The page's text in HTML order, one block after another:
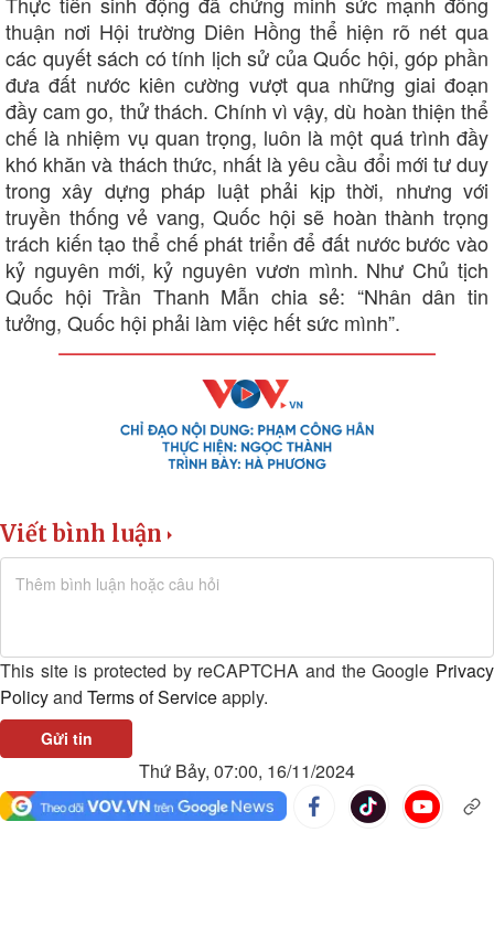
Cải chính
thuận nơi Hội trường Diên Hồng thể hiện rõ nét qua
các quyết sách có tính lịch sử của Quốc hội, góp phần
đưa đất nước kiên cường vượt qua những giai đoạn
đầy cam go, thử thách. Chính vì vậy, dù hoàn thiện thể
chế là nhiệm vụ quan trọng, luôn là một quá trình đầy
khó khăn và thách thức, nhất là yêu cầu đổi mới tư duy
trong xây dựng pháp luật phải kịp thời, nhưng với
truyền thống vẻ vang, Quốc hội sẽ hoàn thành trọng
trách kiến tạo thể chế phát triển để đất nước bước vào
kỷ nguyên mới, kỷ nguyên vươn mình. Như Chủ tịch
Quốc hội Trần Thanh Mẫn chia sẻ: “Nhân dân tin
tưởng, Quốc hội phải làm việc hết sức mình”.
Viết bình luận
This site is protected by reCAPTCHA and the Google Privacy
Policyand Terms of Serviceapply.
Gửi tin
Thứ Bảy, 07:00, 16/11/2024